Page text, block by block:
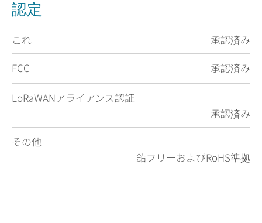
認定
これ
承認済み
FCC
承認済み
LoRaWANアライアンス認証
承認済み
その他
鉛フリーおよびRoHS準拠